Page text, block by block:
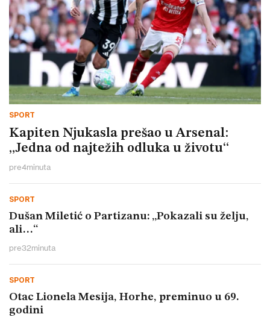
SPORT
Kapiten Njukasla prešao u Arsenal:
„Jedna od najtežih odluka u životu“
pre4minuta
SPORT
Dušan Miletić o Partizanu: „Pokazali su želju,
ali…“
pre32minuta
SPORT
Otac Lionela Mesija, Horhe, preminuo u 69.
godini